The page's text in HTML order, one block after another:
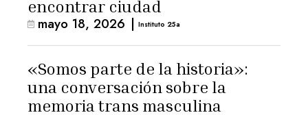
encontrar ciudad
mayo 18, 2026 | Instituto 25a
«Somos parte de la historia»:
una conversación sobre la
memoria trans masculina